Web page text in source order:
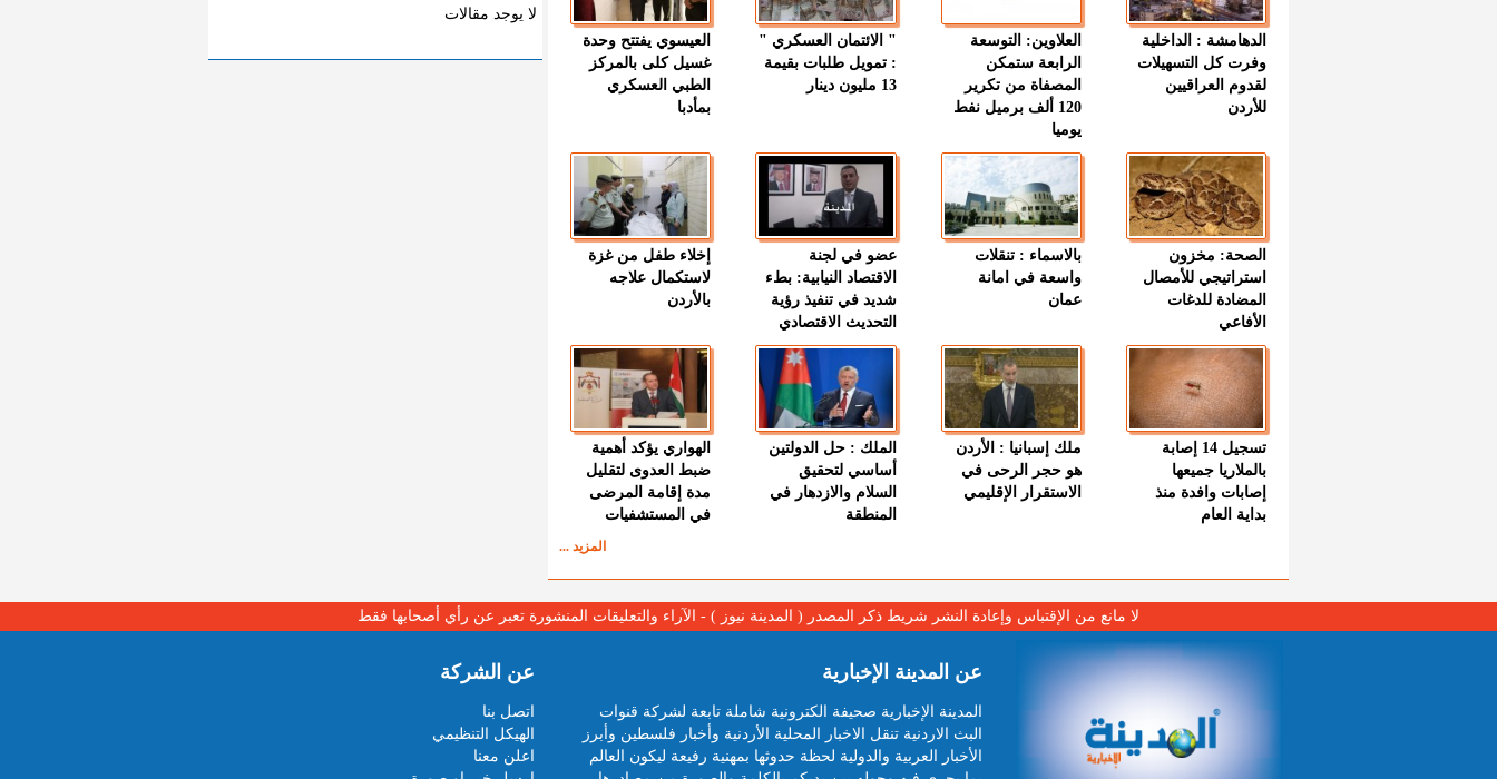
الدهامشة : الداخلية
وفرت كل التسهيلات
لقدوم العراقيين
للأردن
العلاوين: التوسعة
الرابعة ستمكن
المصفاة من تكرير
120 ألف برميل نفط
يوميا
" الائتمان العسكري "
: تمويل طلبات بقيمة
13 مليون دينار
العيسوي يفتتح وحدة
غسيل كلى بالمركز
الطبي العسكري
بمأدبا
الصحة: مخزون
استراتيجي للأمصال
المضادة للدغات
الأفاعي
بالاسماء : تنقلات
واسعة في امانة
عمان
عضو في لجنة
الاقتصاد النيابية: بطء
شديد في تنفيذ رؤية
التحديث الاقتصادي
إخلاء طفل من غزة
لاستكمال علاجه
بالأردن
تسجيل 14 إصابة
بالملاريا جميعها
إصابات وافدة منذ
بداية العام
ملك إسبانيا : الأردن
هو حجر الرحى في
الاستقرار الإقليمي
الملك : حل الدولتين
أساسي لتحقيق
السلام والازدهار في
المنطقة
الهواري يؤكد أهمية
ضبط العدوى لتقليل
مدة إقامة المرضى
في المستشفيات
المزيد ...
لا يوجد مقالات
لا مانع من الإقتباس وإعادة النشر شريط ذكر المصدر ( المدينة نيوز ) - الآراء والتعليقات المنشورة تعبر عن رأي أصحابها فقط
عن المدينة الإخبارية
المدينة الإخبارية صحيفة الكترونية شاملة تابعة لشركة قنوات
البث الاردنية تنقل الاخبار المحلية الأردنية وأخبار فلسطين وأبرز
الأخبار العربية والدولية لحظة حدوثها بمهنية رفيعة ليكون العالم
عن الشركة
اتصل بنا
الهيكل التنظيمي
اعلن معنا